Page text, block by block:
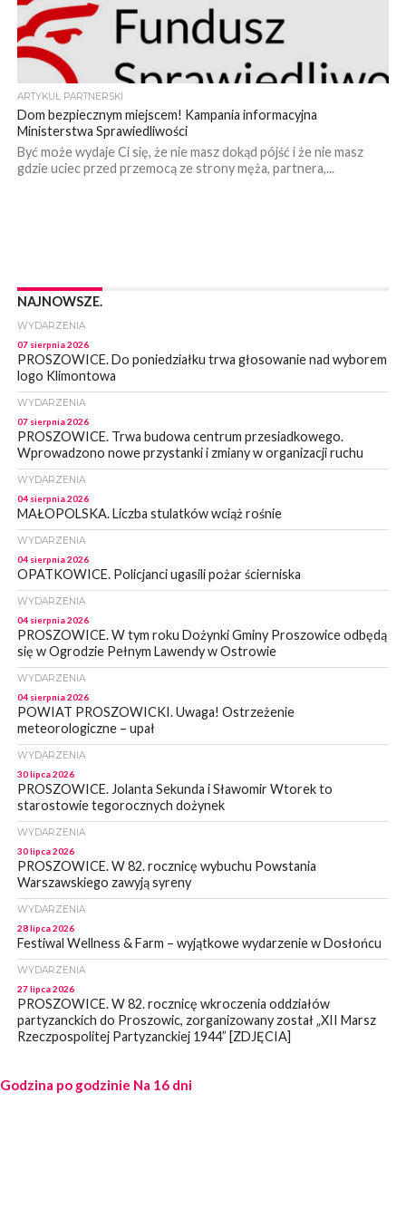
ARTYKUŁ PARTNERSKI
Dom bezpiecznym miejscem! Kampania informacyjna
Ministerstwa Sprawiedliwości
Być może wydaje Ci się, że nie masz dokąd pójść i że nie masz
gdzie uciec przed przemocą ze strony męża, partnera,...
NAJNOWSZE.
WYDARZENIA
07 sierpnia 2026
PROSZOWICE. Do poniedziałku trwa głosowanie nad wyborem
logo Klimontowa
WYDARZENIA
07 sierpnia 2026
PROSZOWICE. Trwa budowa centrum przesiadkowego.
Wprowadzono nowe przystanki i zmiany w organizacji ruchu
WYDARZENIA
04 sierpnia 2026
MAŁOPOLSKA. Liczba stulatków wciąż rośnie
WYDARZENIA
04 sierpnia 2026
OPATKOWICE. Policjanci ugasili pożar ścierniska
WYDARZENIA
04 sierpnia 2026
PROSZOWICE. W tym roku Dożynki Gminy Proszowice odbędą
się w Ogrodzie Pełnym Lawendy w Ostrowie
WYDARZENIA
04 sierpnia 2026
POWIAT PROSZOWICKI. Uwaga! Ostrzeżenie
meteorologiczne – upał
WYDARZENIA
30 lipca 2026
PROSZOWICE. Jolanta Sekunda i Sławomir Wtorek to
starostowie tegorocznych dożynek
WYDARZENIA
30 lipca 2026
PROSZOWICE. W 82. rocznicę wybuchu Powstania
Warszawskiego zawyją syreny
WYDARZENIA
28 lipca 2026
Festiwal Wellness & Farm – wyjątkowe wydarzenie w Dosłońcu
WYDARZENIA
27 lipca 2026
PROSZOWICE. W 82. rocznicę wkroczenia oddziałów
partyzanckich do Proszowic, zorganizowany został „XII Marsz
Rzeczpospolitej Partyzanckiej 1944” [ZDJĘCIA]
27 lipca 2026
PROSZOWICE. Po burzy uszkodzone słupy enegeryczne.
Godzina po godzinie Na 16 dni